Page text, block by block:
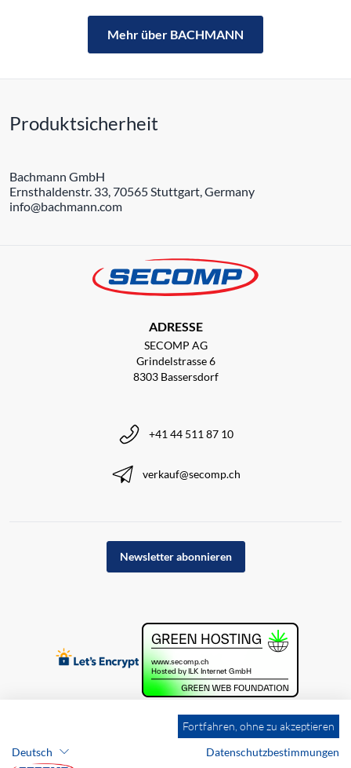
Mehr über BACHMANN
Produktsicherheit
Bachmann GmbH
Ernsthaldenstr. 33, 70565 Stuttgart, Germany
info@bachmann.com
ADRESSE
SECOMP AG
Grindelstrasse 6
8303 Bassersdorf
+41 44 511 87 10
verkauf@secomp.ch
Newsletter abonnieren
Fortfahren, ohne zu akzeptieren
Deutsch
Datenschutzbestimmungen